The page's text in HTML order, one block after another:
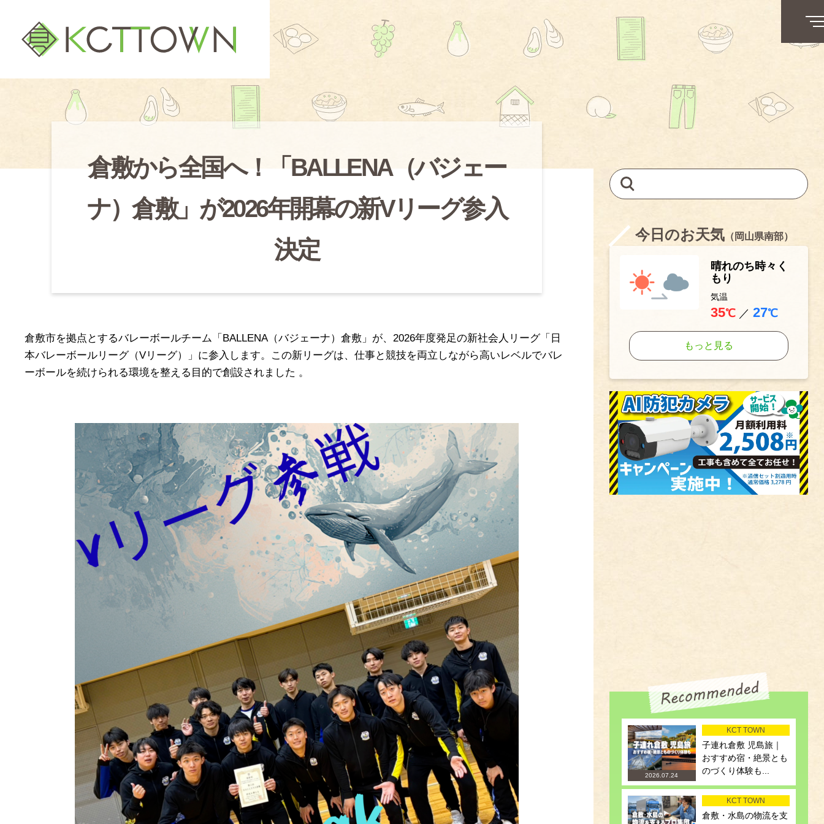
倉敷から全国へ！「BALLENA（バジェー
ナ）倉敷」が2026年開幕の新Vリーグ参入
決定
倉敷市を拠点とするバレーボールチーム「BALLENA（バジェーナ）倉敷」が、2026年度発足の新社会人リーグ「日
本バレーボールリーグ（Vリーグ）」に参入します。この新リーグは、仕事と競技を両立しながら高いレベルでバレ
ーボールを続けられる環境を整える目的で創設されました 。
今日のお天気 （岡山県南部）
晴れのち時々く
もり
気温
35℃ ／27℃
もっと見る
2026.07.24
KCT TOWN
子連れ倉敷 児島旅｜
おすすめ宿・絶景とも
のづくり体験も...
KCT TOWN
倉敷・水島の物流を支